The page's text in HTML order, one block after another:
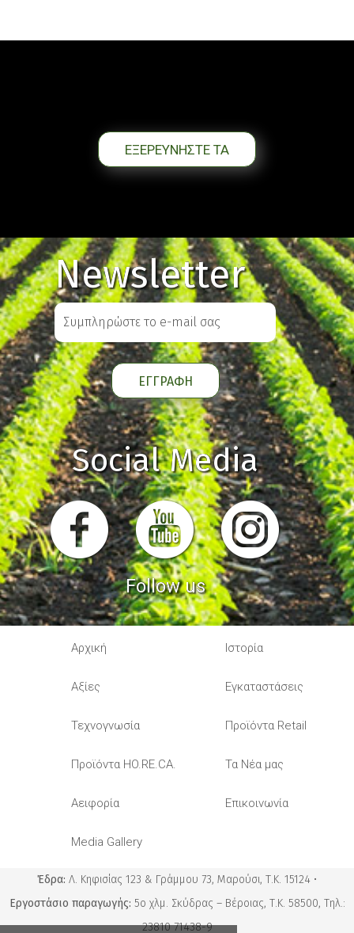
ΕΞΕΡΕΥΝΗΣΤΕ ΤΑ
Newsletter
Social Media
Follow us
Αρχική Ιστορία
Αξίες Εγκαταστάσεις
Τεχνογνωσία Προϊόντα Retail
Προϊόντα HO.RE.CA. Τα Νέα μας
Αειφορία Επικοινωνία
Media Gallery
Έδρα: Λ. Κηφισίας 123 & Γράμμου 73, Μαρούσι, Τ.Κ. 15124 •
Εργοστάσιο παραγωγής: 5ο χλμ. Σκύδρας – Βέροιας, Τ.Κ. 58500, Τηλ.:
23810 71438-9